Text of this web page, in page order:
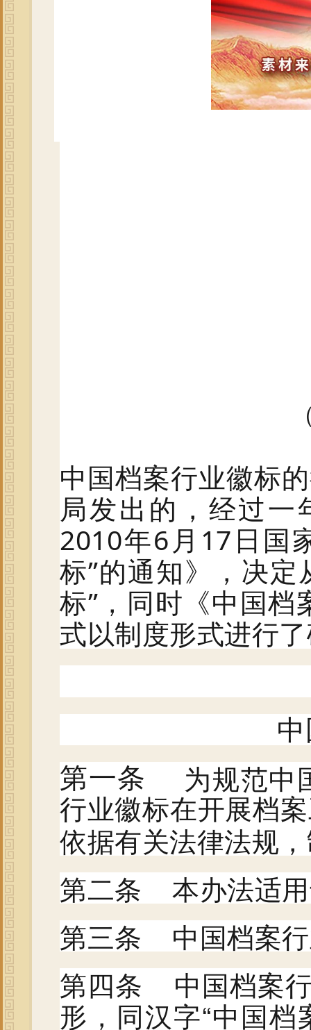
中国档案行业徽标
局发出的，经过
2010年6月17日 国
标”的通知》，决
标”，同时《中国
式以制度形式进行
第一条 为规范中
行业徽标在开展档
依据有关法律法规
第二条 本办法适用
第三条 中国档案行
第四条 中国档案行
形，同汉字“中国